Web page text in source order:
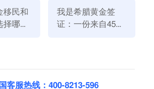
样化的房地产项目。其中Glyfada和
移民和
哪个
我是希腊黄金签
证：一份来自45亿
客服热线：400-8213-596